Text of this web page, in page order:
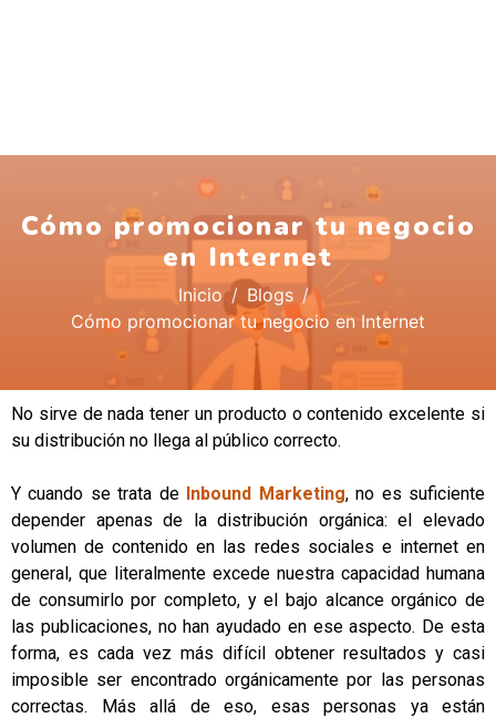
Cómo promocionar tu negocio
en Internet
Inicio
Blogs
Cómo promocionar tu negocio en Internet
No sirve de nada tener un producto o contenido excelente si
su distribución no llega al público correcto.
Y cuando se trata de Inbound Marketing, no es suficiente
depender apenas de la distribución orgánica: el elevado
volumen de contenido en las redes sociales e internet en
general, que literalmente excede nuestra capacidad humana
de consumirlo por completo, y el bajo alcance orgánico de
las publicaciones, no han ayudado en ese aspecto. De esta
forma, es cada vez más difícil obtener resultados y casi
imposible ser encontrado orgánicamente por las personas
correctas. Más allá de eso, esas personas ya están